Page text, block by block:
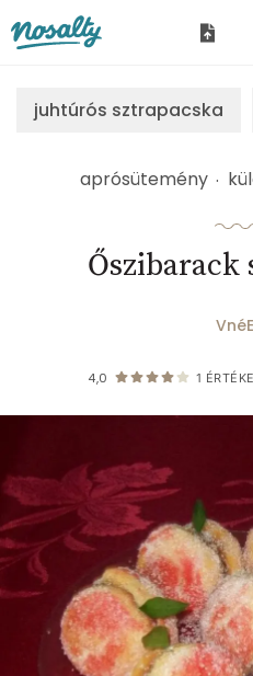
juhtúrós sztrapacska
aprósütemény
4,0 1